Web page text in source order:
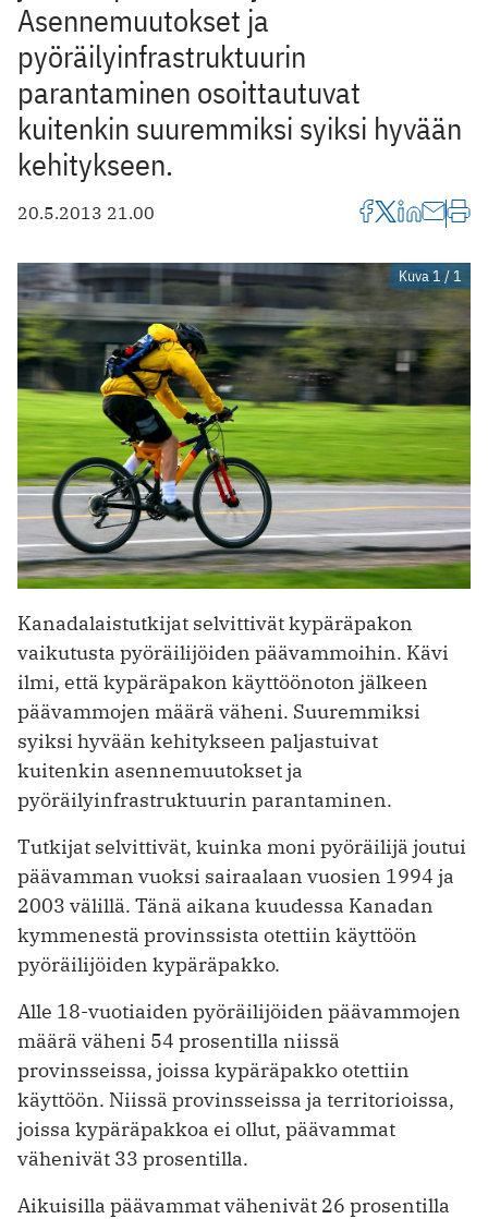
Asennemuutokset ja
pyöräilyinfrastruktuurin
parantaminen osoittautuvat
kuitenkin suuremmiksi syiksi hyvään
kehitykseen.
20.5.2013 21.00
Kuva 1 / 1
Kanadalaistutkijat selvittivät kypäräpakon
vaikutusta pyöräilijöiden päävammoihin. Kävi
ilmi, että kypäräpakon käyttöönoton jälkeen
päävammojen määrä väheni. Suuremmiksi
syiksi hyvään kehitykseen paljastuivat
kuitenkin asennemuutokset ja
pyöräilyinfrastruktuurin parantaminen.
Tutkijat selvittivät, kuinka moni pyöräilijä joutui
päävamman vuoksi sairaalaan vuosien 1994 ja
2003 välillä. Tänä aikana kuudessa Kanadan
kymmenestä provinssista otettiin käyttöön
pyöräilijöiden kypäräpakko.
Alle 18-vuotiaiden pyöräilijöiden päävammojen
määrä väheni 54 prosentilla niissä
provinsseissa, joissa kypäräpakko otettiin
käyttöön. Niissä provinsseissa ja territorioissa,
joissa kypäräpakkoa ei ollut, päävammat
vähenivät 33 prosentilla.
Aikuisilla päävammat vähenivät 26 prosentilla